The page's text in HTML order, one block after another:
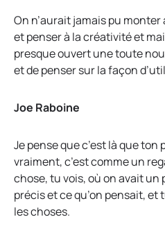
On n’aurait jamais pu
et penser à la créativité et
presque ouvert une toute
et de penser sur la façon
Joe Raboine
Je pense que c’est là que
vraiment, c’est comme un
chose, tu vois, où on avait un
précis et ce qu’on pensait,
les choses.